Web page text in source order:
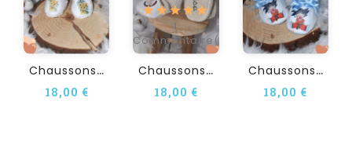
C
Haussons Bébé LIONCEAU...
18,00 €
1
Commentaire(s)
C
Haussons Bébé Personnalisé...
18,00 €
C
Haussons Bébé DBZ DODO...
18,00 €